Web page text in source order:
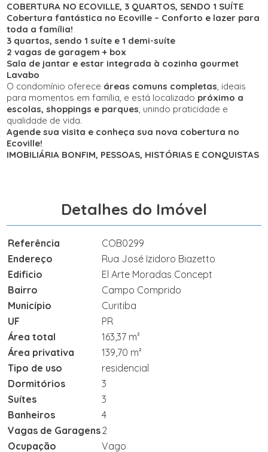
COBERTURA NO ECOVILLE, 3 QUARTOS, SENDO 1 SUÍTE
Cobertura fantástica no Ecoville – Conforto e lazer para
toda a família!
3 quartos, sendo 1 suíte e 1 demi-suíte
2 vagas de garagem + box
Sala de jantar e estar integrada à cozinha gourmet
Lavabo
O condomínio oferece áreas comuns completas, ideais
para momentos em família, e está localizado próximo a
escolas, shoppings e parques, unindo praticidade e
qualidade de vida.
Agende sua visita e conheça sua nova cobertura no
Ecoville!
IMOBILIÁRIA BONFIM, PESSOAS, HISTÓRIAS E CONQUISTAS
Detalhes do Imóvel
Referência
COB0299
Endereço
Rua José Izidoro Biazetto
Edificio
El Arte Moradas Concept
Bairro
Campo Comprido
Município
Curitiba
UF
PR
Área total
163,37 m²
Área privativa
139,70 m²
Tipo de uso
residencial
Dormitórios
3
Suítes
3
Banheiros
4
Vagas de Garagens2
Ocupação
Vago